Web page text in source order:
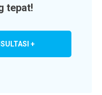
tepat!
+